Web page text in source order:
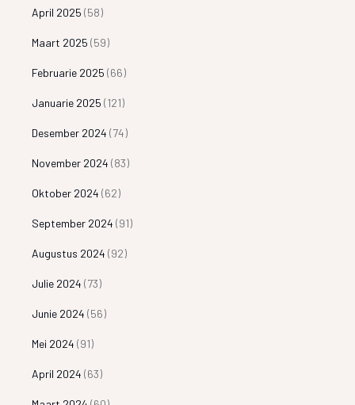
April 2025 (58)
Maart 2025 (59)
Februarie 2025 (66)
Januarie 2025 (121)
Desember 2024 (74)
November 2024 (83)
Oktober 2024 (62)
September 2024 (91)
Augustus 2024 (92)
Julie 2024 (73)
Junie 2024 (56)
Mei 2024 (91)
April 2024 (63)